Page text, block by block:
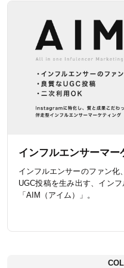
インフルエンサーマー
インフルエンサーのファン化
UGC投稿を生み出す、イン
「AIM（アイム）」。